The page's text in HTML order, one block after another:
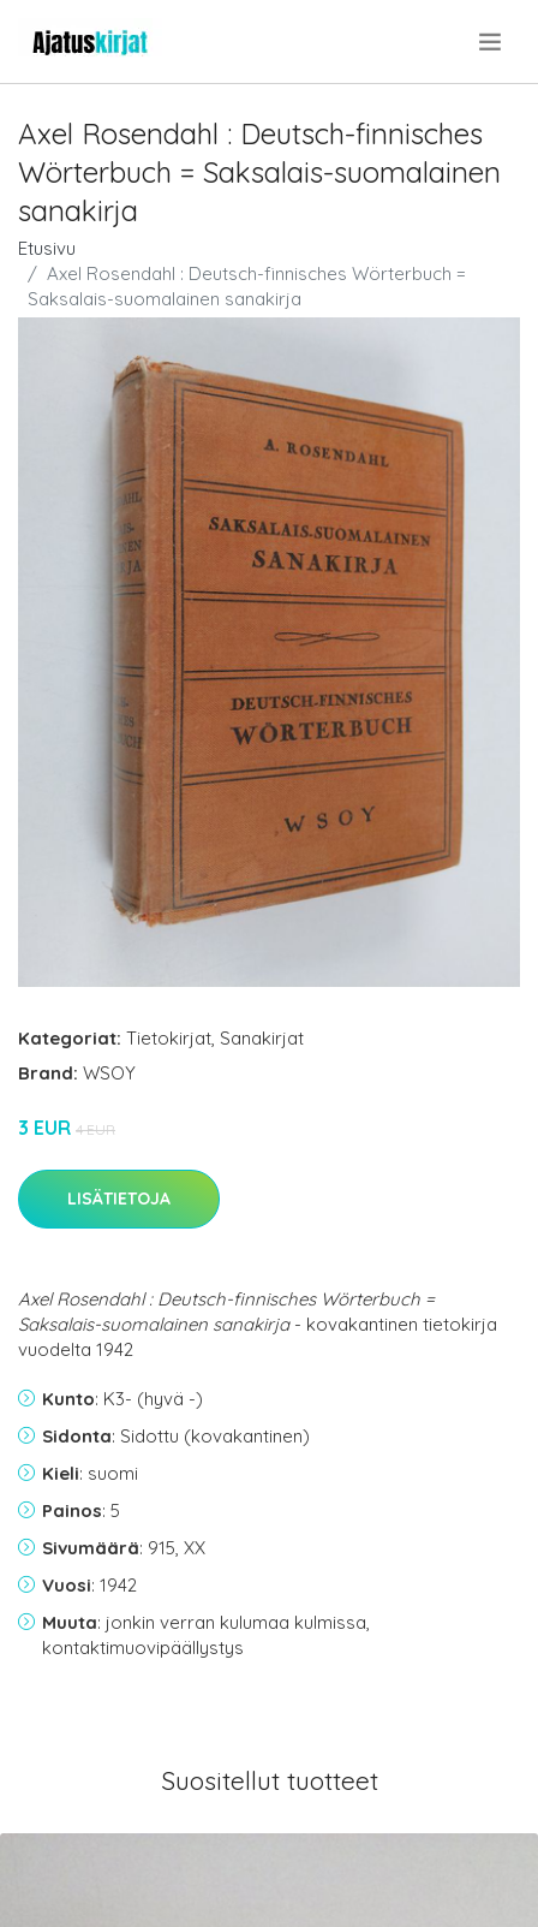
Axel Rosendahl : Deutsch-finnisches
Wörterbuch = Saksalais-suomalainen
sanakirja
Etusivu
Axel Rosendahl : Deutsch-finnisches Wörterbuch =
Saksalais-suomalainen sanakirja
Kategoriat: Tietokirjat, Sanakirjat
Brand: WSOY
3 EUR 4 EUR
LISÄTIETOJA
Axel Rosendahl : Deutsch-finnisches Wörterbuch =
Saksalais-suomalainen sanakirja- kovakantinen tietokirja
vuodelta 1942
Kunto: K3- (hyvä -)
Sidonta: Sidottu (kovakantinen)
Kieli: suomi
Painos: 5
Sivumäärä: 915, XX
Vuosi: 1942
Muuta: jonkin verran kulumaa kulmissa,
kontaktimuovipäällystys
Suositellut tuotteet